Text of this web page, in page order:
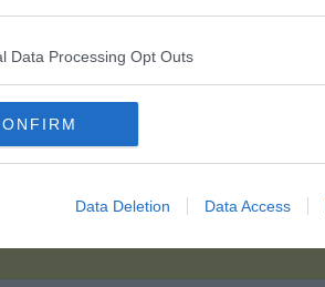
Data Processing Opt Outs
Data Deletion Data Access